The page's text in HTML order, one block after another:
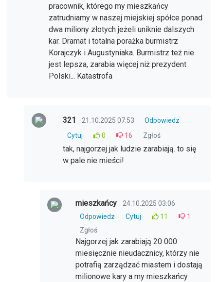
pracownik, którego my mieszkańcy
zatrudniamy w naszej miejskiej spółce ponad
dwa miliony złotych jeżeli uniknie dalszych
kar. Dramat i totalna porażka burmistrz
Korajczyk i Augustyniaka. Burmistrz też nie
jest lepsza, zarabia więcej niż prezydent
Polski... Katastrofa
321 21.10.2025 07:53
Odpowiedz
Cytuj
0 16 Zgłoś
tak, najgorzej jak ludzie zarabiają. to się
w pale nie mieści!
mieszkańcy
24.10.2025 03:06
Odpowiedz
Cytuj 11
1
Zgłoś
Najgorzej jak zarabiają 20 000
miesięcznie nieudacznicy, którzy nie
potrafią zarządzać miastem i dostają
milionowe kary a my mieszkańcy